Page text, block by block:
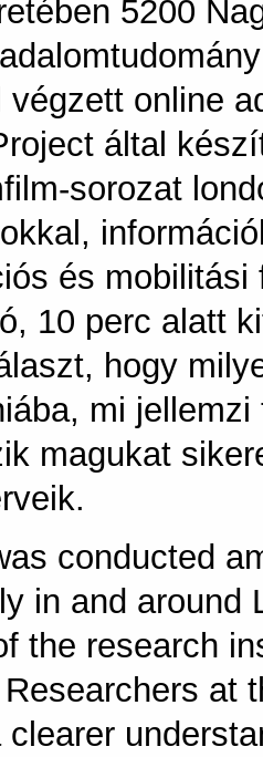
5200
végzett online
által
sorozat
és
10 perc alatt
hogy
mi
magukat
conducted
in and around
the research
at
clearer